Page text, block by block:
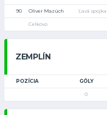
90 Oliver Mazúch Ľavá spojka
Celkovo
ZEMPLÍN
POZÍCIA GÓLY
0